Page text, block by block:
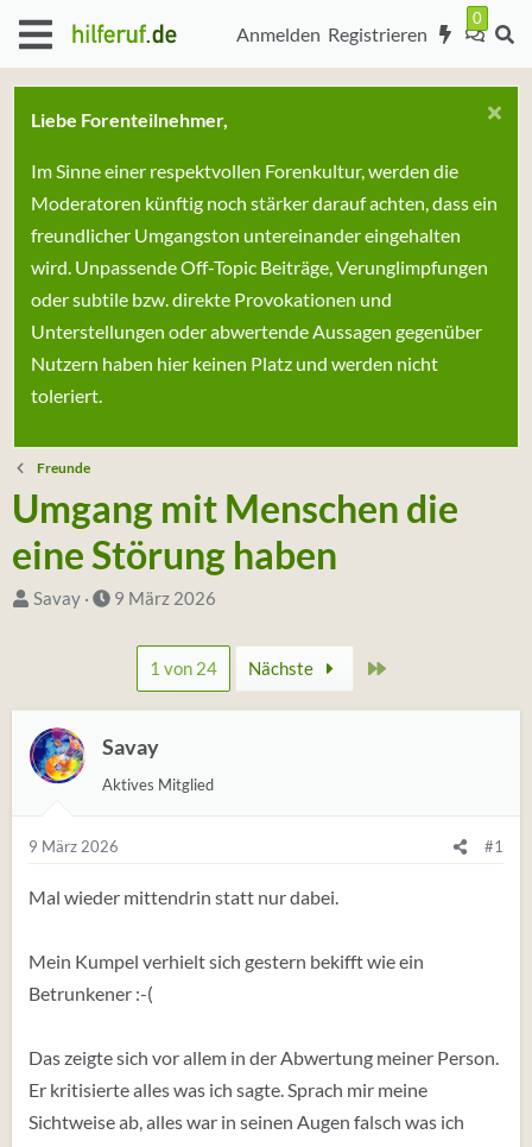
Anmelden Registrieren
Liebe Forenteilnehmer,
Im Sinne einer respektvollen Forenkultur, werden die
Moderatoren künftig noch stärker darauf achten, dass ein
freundlicher Umgangston untereinander eingehalten
wird. Unpassende Off-Topic Beiträge, Verunglimpfungen
oder subtile bzw. direkte Provokationen und
Unterstellungen oder abwertende Aussagen gegenüber
Nutzern haben hier keinen Platz und werden nicht
toleriert.
Freunde
Umgang mit Menschen die
eine Störung haben
S
t
e
r
n
Savay
D
m
S
t
t
9 März 2026
1 von 24 Nächste
Savay
Aktives Mitglied
9 März 2026 #1
Mal wieder mittendrin statt nur dabei.
Mein Kumpel verhielt sich gestern bekifft wie ein
Betrunkener :-(
Das zeigte sich vor allem in der Abwertung meiner Person.
Er kritisierte alles was ich sagte. Sprach mir meine
Sichtweise ab, alles war in seinen Augen falsch was ich